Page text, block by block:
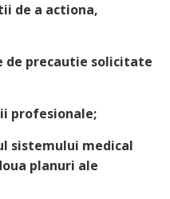
de a actiona,
de precautie solicitate
profesionale;
sistemului medical
planuri ale